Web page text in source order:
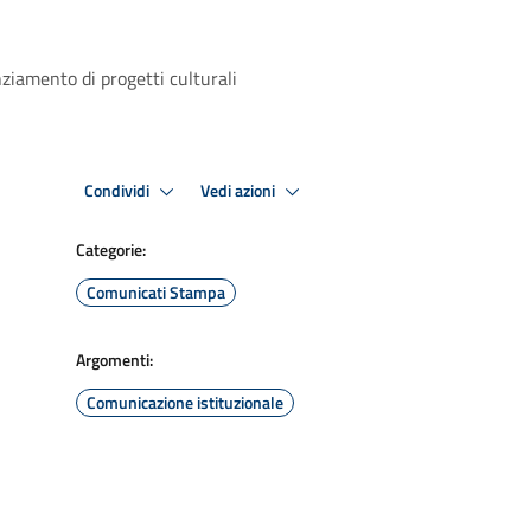
di progetti culturali
Condividi Vedi azioni
Categorie:
Comunicati Stampa
Argomenti:
Comunicazione istituzionale